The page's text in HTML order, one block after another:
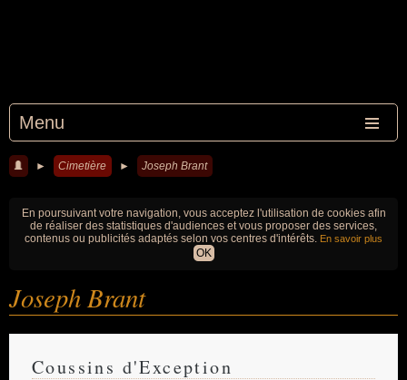
Menu
► Cimetière ► Joseph Brant
En poursuivant votre navigation, vous acceptez l'utilisation de cookies afin
de réaliser des statistiques d'audiences et vous proposer des services,
contenus ou publicités adaptés selon vos centres d'intérêts. En savoir plus
OK
Joseph Brant
Coussins d'Exception